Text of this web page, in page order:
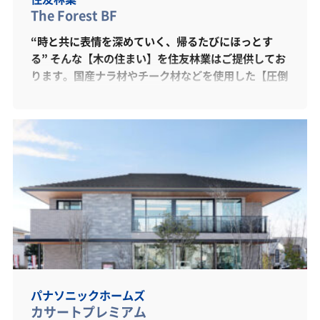
The Forest BF
“時と共に表情を深めていく、帰るたびにほっとす
る” そんな【木の住まい】を住友林業はご提供してお
ります。国産ナラ材やチーク材などを使用した【圧倒
空間です。SNSでも話題、“Kitchenhouse”製キッ
チンを採用しており、高級感ある設えとなっていま
す。 木の特性を理解した、木の専門会社だから出来
る家づくりを、どうぞご覧くださいませ。
パナソニックホームズ
カサートプレミアム